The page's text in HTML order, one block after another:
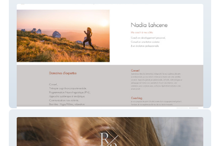
NL Conseil Coaching